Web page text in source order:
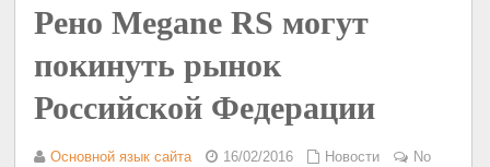
Рено Megane RS могут
покинуть рынок
Российской Федерации
Основной язык сайта 16/02/2016 Новости
No